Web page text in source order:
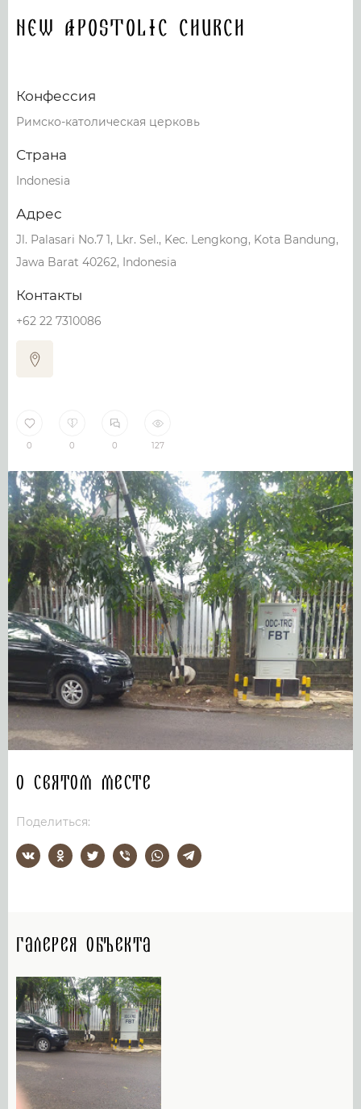
New Apostolic Church
Конфессия
Римско-католическая церковь
Страна
Indonesia
Адрес
Jl. Palasari No.7 1, Lkr. Sel., Kec. Lengkong, Kota Bandung,
Jawa Barat 40262, Indonesia
Контакты
+62 22 7310086
0 0 0 127
О святом месте
Поделиться:
Галерея объекта